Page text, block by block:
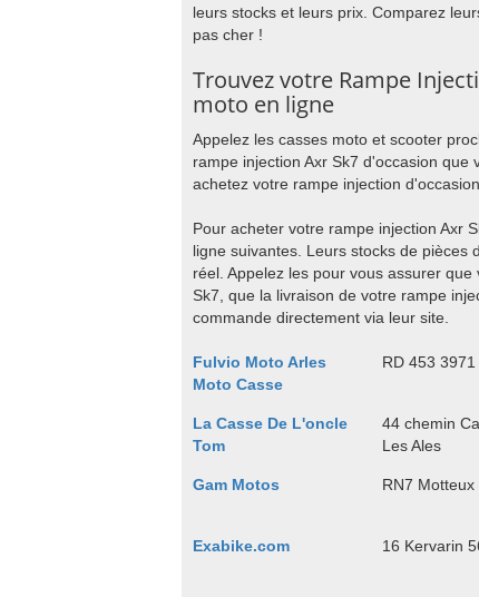
leurs stocks et leurs prix. Comparez
pas cher !
Trouvez votre Rampe
moto en ligne
Appelez les casses moto et scooter
rampe injection Axr Sk7 d'occasion
achetez votre rampe injection
Pour acheter votre rampe injection Axr
ligne suivantes. Leurs stocks de pièces
réel. Appelez les pour vous assurer
Sk7, que la livraison de votre rampe
commande directement via leur site.
Fulvio Moto Arles
Moto Casse
RD 453
La Casse De L'oncle
Tom
44 chemin
Les Ales
Gam Motos
RN7
Exabike.com
16 Kervarin